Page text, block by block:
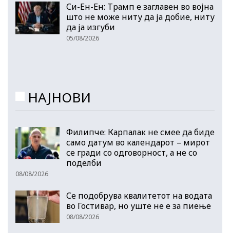
Си-Ен-Ен: Трамп е заглавен во војна
што не може ниту да ја добие, ниту
да ја изгуби
05/08/2026
НАЈНОВИ
Филипче: Карпалак не смее да биде
само датум во календарот – мирот
се гради со одговорност, а не со
поделби
08/08/2026
Се подобрува квалитетот на водата
во Гостивар, но уште не е за пиење
08/08/2026